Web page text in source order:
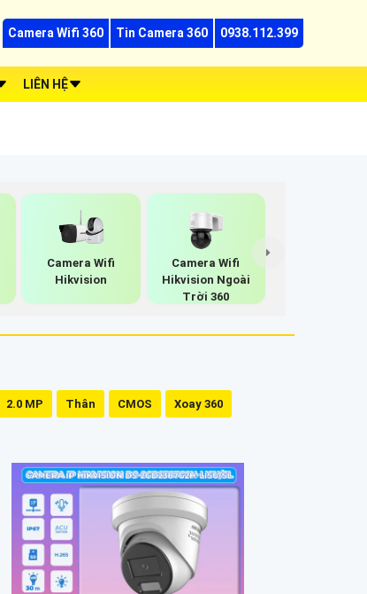
Camera Wifi 360 Tin Camera 360 0938.112.399
LIÊN HỆ
Camera Wifi
Hikvision
Camera Wifi
Hikvision Ngoài
Trời 360
2.0 MP Thân CMOS Xoay 360